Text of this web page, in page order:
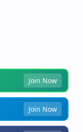
Join Now
Join Now